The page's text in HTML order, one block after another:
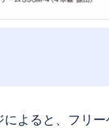
によると、フリ